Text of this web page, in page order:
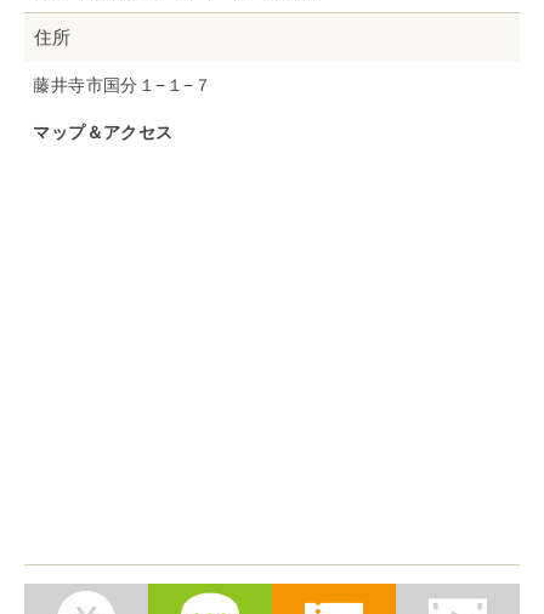
住所
藤井寺市国分１−１−７
マップ＆アクセス